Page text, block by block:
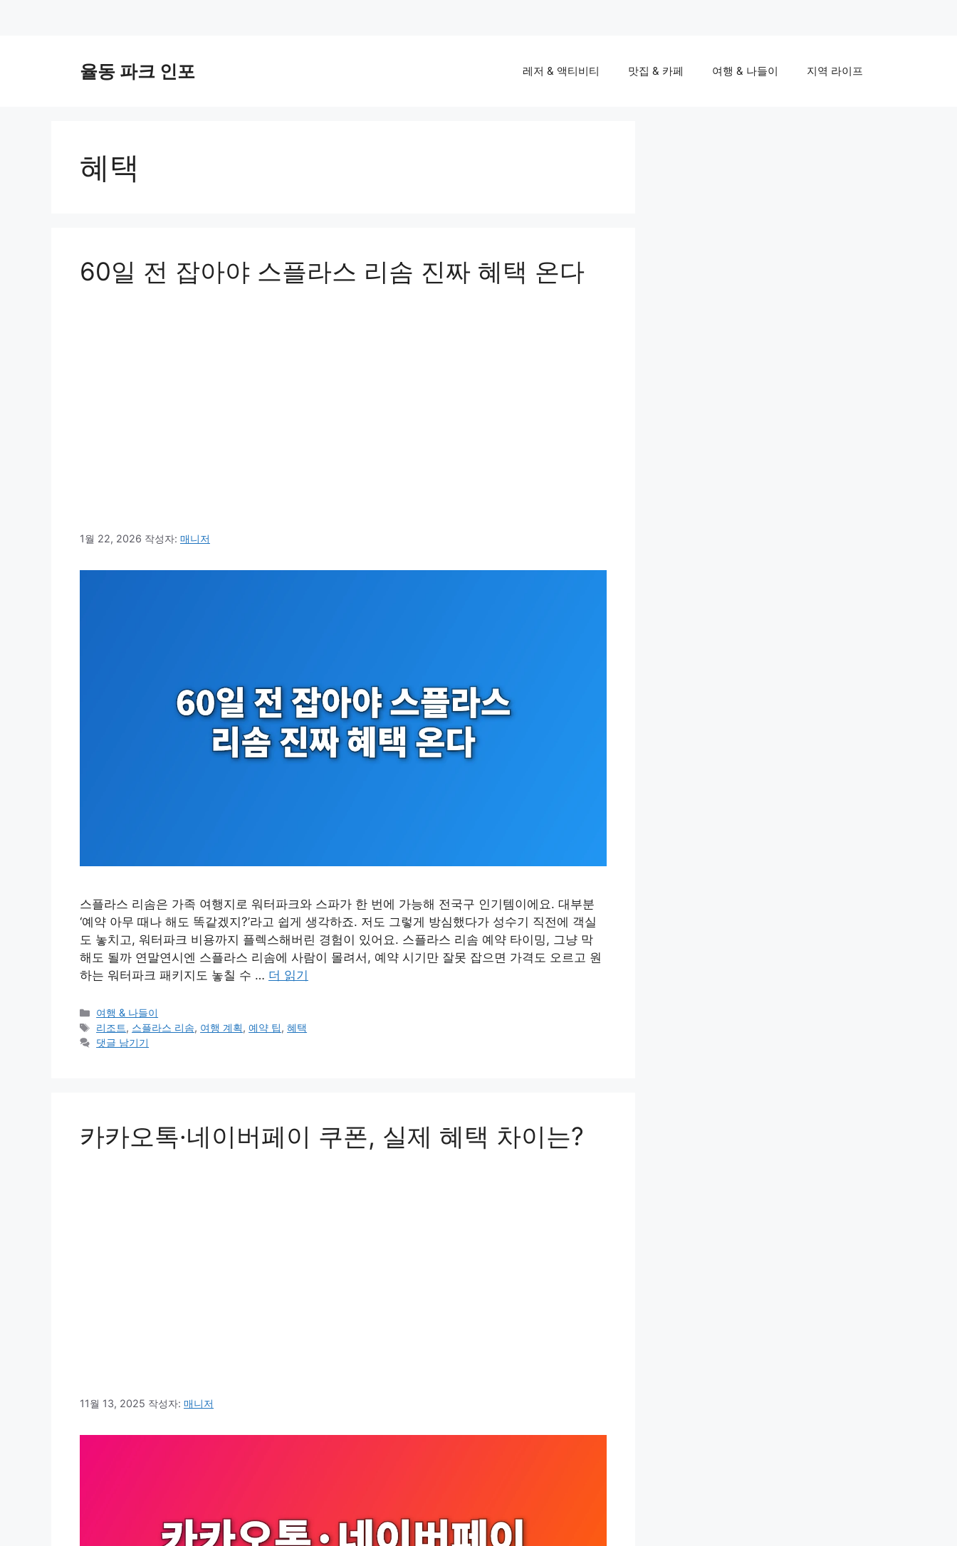
율동 파크 인포 레저 & 액티비티 맛집 & 카페 여행 & 나들이 지역 라이프
혜택
60일 전 잡아야 스플라스 리솜 진짜 혜택 온다
1월 22, 2026 작성자: 매니저
스플라스 리솜은 가족 여행지로 워터파크와 스파가 한 번에 가능해 전국구 인기템이에요. 대부분
‘예약 아무 때나 해도 똑같겠지?’라고 쉽게 생각하죠. 저도 그렇게 방심했다가 성수기 직전에 객실
도 놓치고, 워터파크 비용까지 플렉스해버린 경험이 있어요. 스플라스 리솜 예약 타이밍, 그냥 막
해도 될까 연말연시엔 스플라스 리솜에 사람이 몰려서, 예약 시기만 잘못 잡으면 가격도 오르고 원
하는 워터파크 패키지도 놓칠 수 … 더 읽기
카
테
고
여행 & 나들이
태
그
리조트, 스플라스 리솜, 여행 계획,예약 팁,혜택
댓글 남기기
카카오톡·네이버페이 쿠폰, 실제 혜택 차이는?
11월 13, 2025 작성자: 매니저